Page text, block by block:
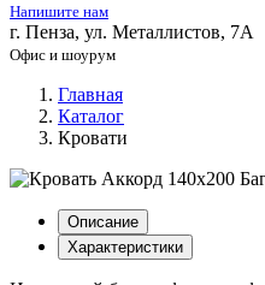
Напишите нам
г. Пенза, ул. Металлистов, 7А
Офис и шоурум
Главная
Каталог
Кровати
Описание
Характеристики